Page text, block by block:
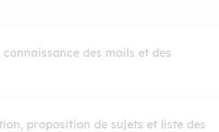
des mails et des
proposition de sujets et liste des